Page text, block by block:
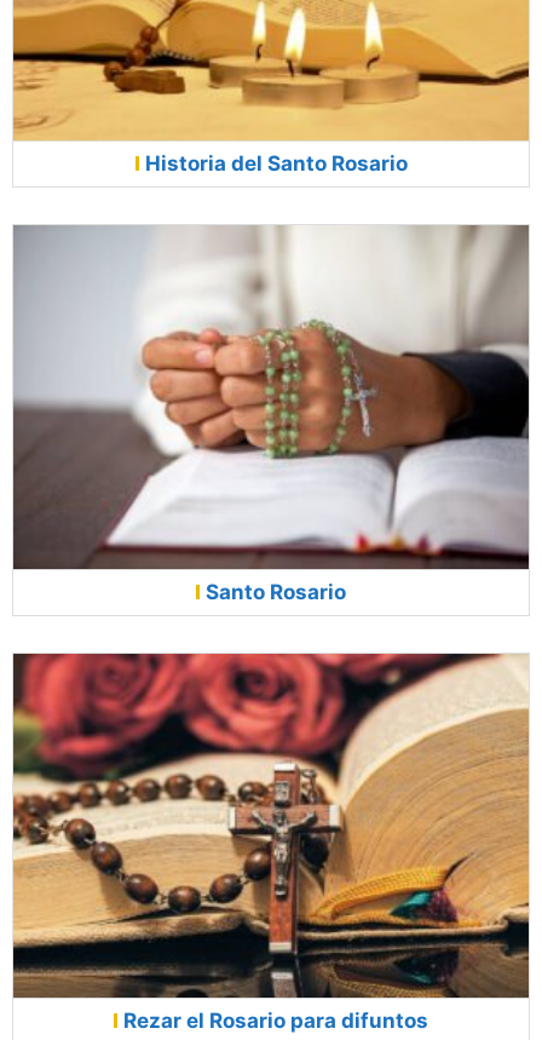
Historia del Santo Rosario
Santo Rosario
Rezar el Rosario para difuntos